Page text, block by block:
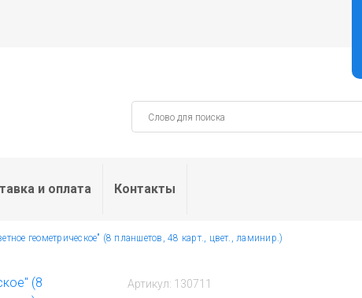
и оплата Контакты
геометрическое" (8 планшетов, 48 карт., цвет., ламинир.)
Артикул: 130711